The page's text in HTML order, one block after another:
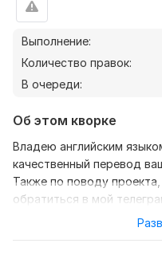
Выполнение:
Количество правок:
В очереди:
Об этом кворке
Владею английским
качественный перевод
Также по поводу
обратиться в мой